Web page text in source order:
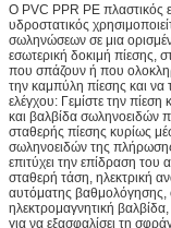
Ο PVC PPR PE πλαστικός
υδροστατικός
σωληνώσεων σε μια
εσωτερική δοκιμή πίεσης,
που σπάζουν ή που
την καμπύλη πίεσης και
ελέγχου: Γεμίστε την
και βαλβίδα σωληνοειδών
σταθερής πίεσης κυρίως
σωληνοειδών της
επιτύχει την επίδραση του
σταθερή τάση, ηλεκτρική
αυτόματης βαθμολόγησης,
ηλεκτρομαγνητική
για να εξασφαλίσει τη